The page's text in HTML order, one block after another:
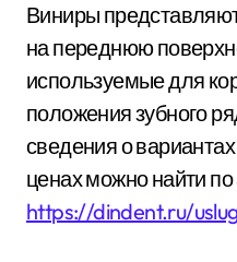
Виниры представляют собой тонкие накладки
на переднюю
используемые для
положения зубного
сведения о
ценах можно найти
https://dindent.ru/